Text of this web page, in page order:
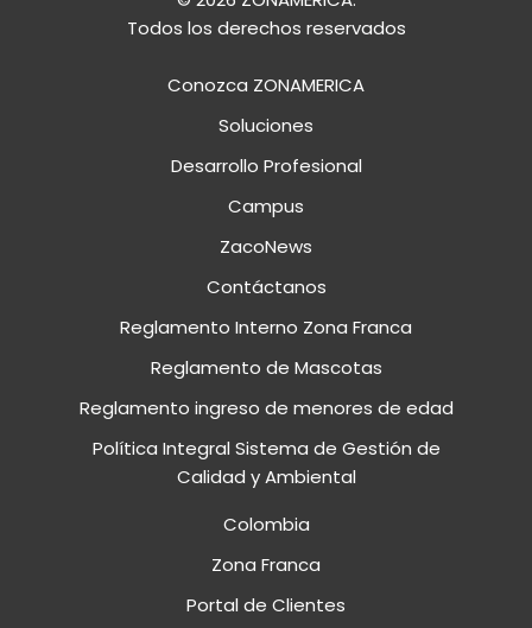
Todos los derechos reservados
Conozca ZONAMERICA
Soluciones
Desarrollo Profesional
Campus
ZacoNews
Contáctanos
Reglamento Interno Zona Franca
Reglamento de Mascotas
Reglamento ingreso de menores de edad
Política Integral Sistema de Gestión de
Calidad y Ambiental
Colombia
Zona Franca
Portal de Clientes